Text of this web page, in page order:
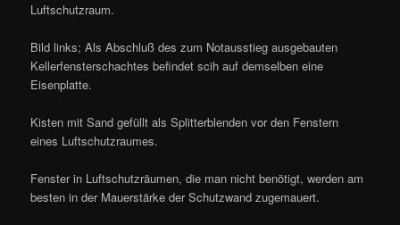
Luftschutzraum.
Bild links; Als Abschluß des zum Notausstieg ausgebauten
Kellerfensterschachtes befindet scih auf demselben eine
Eisenplatte.
Kisten mit Sand gefüllt als Splitterblenden vor den Fenstern
eines Luftschutzraumes.
Fenster in Luftschutzräumen, die man nicht benötigt, werden am
besten in der Mauerstärke der Schutzwand zugemauert.